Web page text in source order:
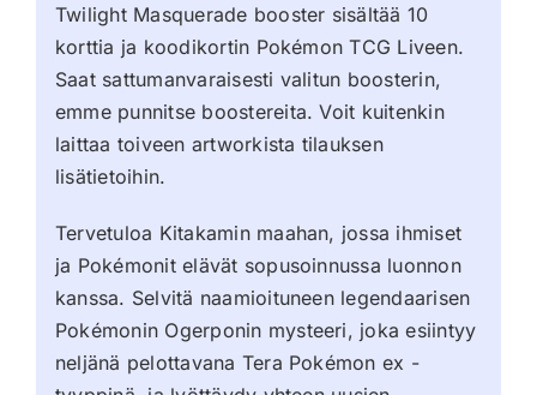
Twilight Masquerade booster sisältää 10
korttia ja koodikortin Pokémon TCG Liveen.
Saat sattumanvaraisesti valitun boosterin,
emme punnitse boostereita. Voit kuitenkin
laittaa toiveen artworkista tilauksen
lisätietoihin.
Tervetuloa Kitakamin maahan, jossa ihmiset
ja Pokémonit elävät sopusoinnussa luonnon
kanssa. Selvitä naamioituneen legendaarisen
Pokémonin Ogerponin mysteeri, joka esiintyy
neljänä pelottavana Tera Pokémon ex -